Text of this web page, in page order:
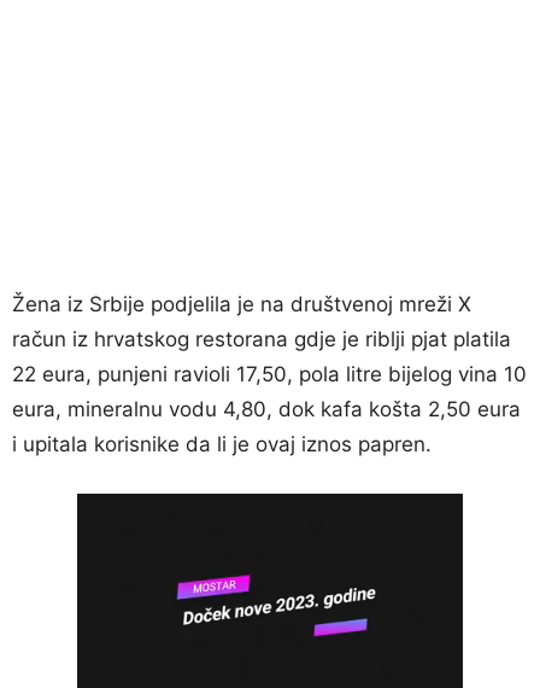
Žena iz Srbije podjelila je na društvenoj mreži X
račun iz hrvatskog restorana gdje je riblji pjat platila
22 eura, punjeni ravioli 17,50, pola litre bijelog vina 10
eura, mineralnu vodu 4,80, dok kafa košta 2,50 eura
i upitala korisnike da li je ovaj iznos papren.